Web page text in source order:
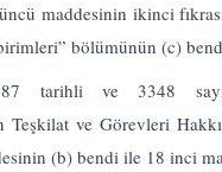
maddesinin ikinci
bölümünün (c)
tarihli ve 3348
Teşkilat ve Görevleri
(b) bendi ile 18 inci